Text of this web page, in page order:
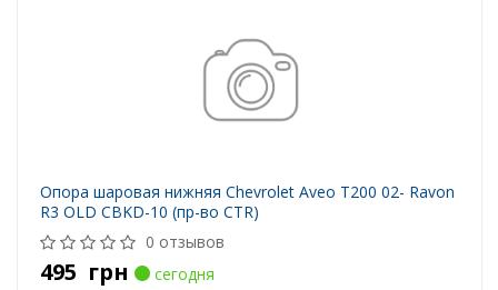
Опора шаровая нижняя Chevrolet Aveo T200 02- Ravon
R3 OLD CBKD-10 (пр-во CTR)
0 отзывов
495 грн
сегодня